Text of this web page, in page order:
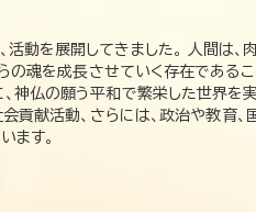
動を展開してきました。 人間は
の魂を成長させていく存在であるこ
神仏の願う平和で繁栄した世界を
献活動、さらには、政治や教育、
ます。